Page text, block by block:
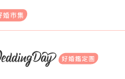
好婚市集